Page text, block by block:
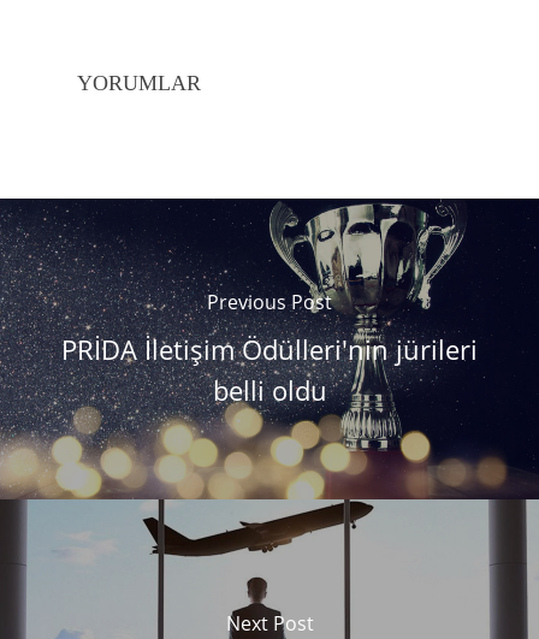
YORUMLAR
Previous Post
PRİDA İletişim Ödülleri'nin jürileri
belli oldu
Next Post